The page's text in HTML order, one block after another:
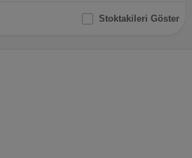
Stoktakileri Göster